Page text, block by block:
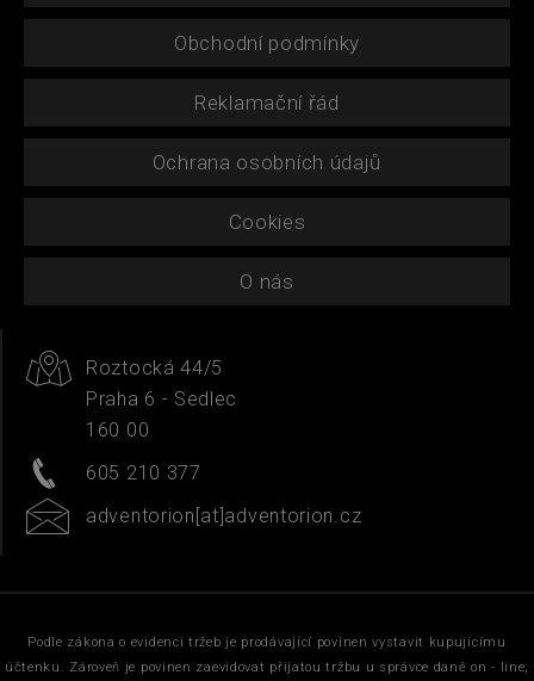
Obchodní podmínky
Reklamační řád
Ochrana osobních údajů
Cookies
O nás
Roztocká 44/5
Praha 6 - Sedlec
160 00
605 210 377
adventorion[at]adventorion.cz
Podle zákona o evidenci tržeb je prodávající povinen vystavit kupujícímu
účtenku. Zároveň je povinen zaevidovat přijatou tržbu u správce daně on - line;